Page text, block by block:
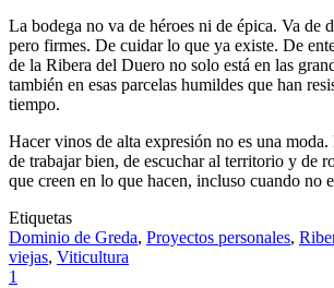
La bodega no va de héroes ni de épica. Va de
pero firmes. De cuidar lo que ya existe. De
de la Ribera del Duero no solo está en las
también en esas parcelas humildes que han
tiempo.
Hacer vinos de alta expresión no es una moda.
de trabajar bien, de escuchar al territorio y de
que creen en lo que hacen, incluso cuando no
Etiquetas
Dominio de Greda, Proyectos personales,
viejas, Viticultura
1